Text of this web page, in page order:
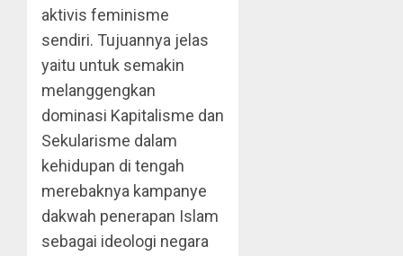
aktivis feminisme
sendiri. Tujuannya jelas
yaitu untuk semakin
melanggengkan
dominasi Kapitalisme dan
Sekularisme dalam
kehidupan di tengah
merebaknya kampanye
dakwah penerapan Islam
sebagai ideologi negara